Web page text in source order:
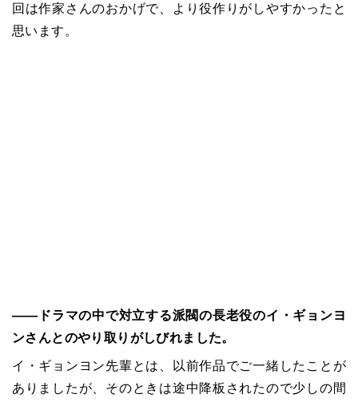
回は作家さんのおかげで、より役作りがしやすかったと
思います。
――ドラマの中で対立する派閥の長老役のイ・ギョンヨ
ンさんとのやり取りがしびれました。
イ・ギョンヨン先輩とは、以前作品でご一緒したことが
ありましたが、そのときは途中降板されたので少しの間